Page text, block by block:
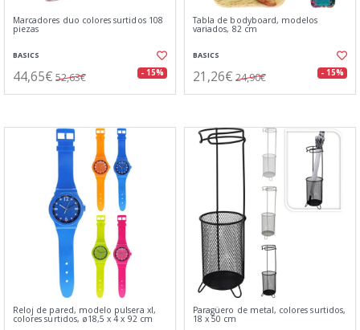
Marcadores duo colores surtidos 108
piezas
BASICS
44,65€ 52,63€ - 15%
Tabla de bodyboard, modelos
variados, 82 cm
BASICS
21,26€ 24,90€ - 15%
Reloj de pared, modelo pulsera xl,
colores surtidos, ø18,5 x 4 x 92 cm
Paragüero de metal, colores surtidos,
18 x 50 cm